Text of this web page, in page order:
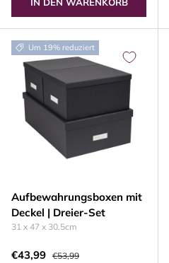
Um 19% reduziert
Aufbewahrungsboxen mit
Deckel | Dreier-Set
31 x 47 x 30.5cm
€43,99 €53,99